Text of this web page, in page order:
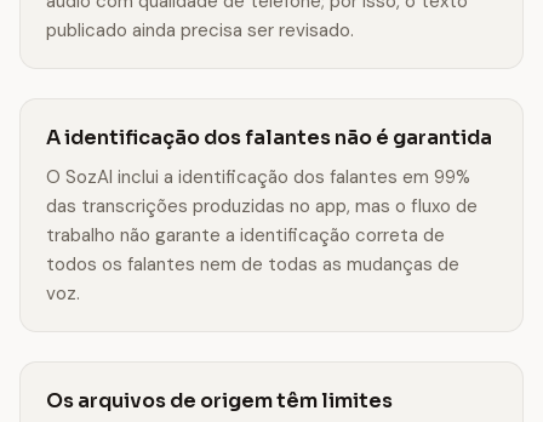
publicado ainda precisa ser revisado.
A identificação dos falantes não é garantida
O SozAI inclui a identificação dos falantes em 99%
das transcrições produzidas no app, mas o fluxo de
trabalho não garante a identificação correta de
todos os falantes nem de todas as mudanças de
voz.
Os arquivos de origem têm limites